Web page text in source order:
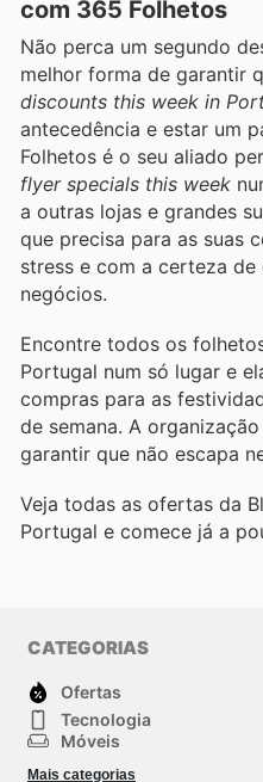
com 365 Folhetos
Não perca um segundo
melhor forma de garantir
discounts this week in
antecedência e estar um
Folhetos é o seu aliado
flyer specials this week
a outras lojas e grandes
que precisa para as suas
stress e com a certeza
negócios.
Encontre todos os
Portugal num só lugar e
compras para as
de semana. A
garantir que não escapa
Veja todas as ofertas da
Portugal e comece já a
CATEGORIAS
Ofertas
Tecnologia
Móveis
Mais categorias